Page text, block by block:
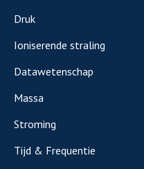
Druk
Ioniserende straling
Datawetenschap
Massa
Stroming
Tijd & Frequentie